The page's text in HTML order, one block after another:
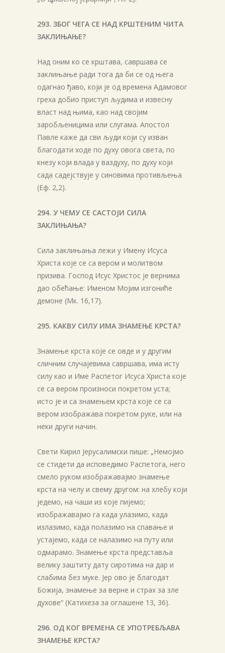
293. ЗБОГ ЧЕГА СЕ НАД КРШТЕНИМ ЧИТА
ЗАКЛИЊАЊЕ?
Над оним ко се крштава, савршава се
заклињање ради тога да би се од њега
одагнао ђаво, који је од времена Адамовог
греха добио приступ људима и извесну
власт над њима, као над својим
заробљеницима или слугама. Апостол
Павле каже да сви људи који су изван
благодати ходе по духу овога света, по
кнезу који влада у ваздуху, по духу који
сада садејствује у синовима противљења
(Еф. 2,2).
294. У ЧЕМУ СЕ САСТОЈИ СИЛА
ЗАКЛИЊАЊА?
Сила заклињања лежи у Имену Исуса
Христа које се са вером и молитвом
призива. Господ Исус Христос је вернима
дао обећање: Именом Мојим изгониће
демоне (Мк. 16,17).
295. КАКВУ СИЛУ ИМА ЗНАМЕЊЕ КРСТА?
Знамење крста које се овде и у другим
сличним случајевима савршава, има исту
силу као и Име Распетог Исуса Христа које
се са вером произноси покретом уста;
исто је и са знамењем крста које се са
вером изображава покретом руке, или на
неки други начин.
Свети Кирил Јерусалимски пише: „Немојмо
се стидети да исповедимо Распетога, него
смело руком изображавајмо знамење
крста на челу и свему другом: на хлебу који
једемо, на чаши из које пијемо;
изображавајмо га када улазимо, када
излазимо, када полазимо на спавање и
устајемо, када се налазимо на путу или
одмарамо. Знамење крста представља
велику заштиту дату сиротима на дар и
слабима без муке. Јер ово је благодат
Божија, знамење за верне и страх за зле
духове“ (Катихеза за oглашене 13, 36).
296. ОД КОГ ВРЕМЕНА СЕ УПОТРЕБЉАВА
ЗНАМЕЊЕ КРСТА?